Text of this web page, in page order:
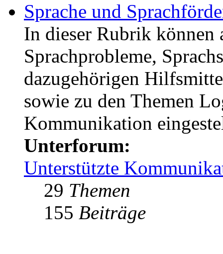
Sprache und
In dieser Rubrik können
Sprachprobleme,
dazugehörigen
sowie zu den Themen
Kommunikation
Unterforum:
Unterstützte
29 Themen
155 Beiträge